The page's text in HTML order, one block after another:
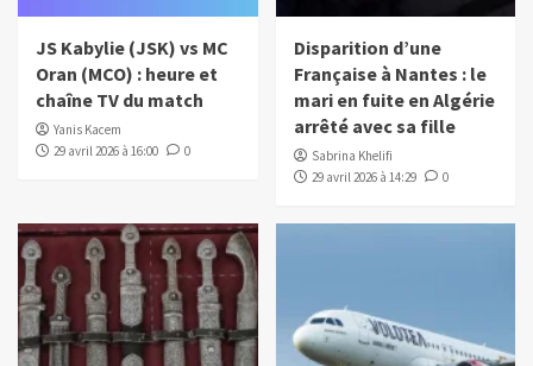
JS Kabylie (JSK) vs MC
Oran (MCO) : heure et
chaîne TV du match
Yanis Kacem
29 avril 2026 à 16:00
0
Disparition d’une
Française à Nantes : le
mari en fuite en Algérie
arrêté avec sa fille
Sabrina Khelifi
29 avril 2026 à 14:29
0